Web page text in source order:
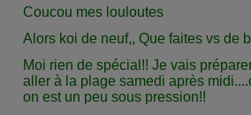
Coucou mes louloutes
Alors koi de neuf,, Que faites vs de
Moi rien de spécial!! Je vais
aller à la plage samedi après
on est un peu sous pression!!